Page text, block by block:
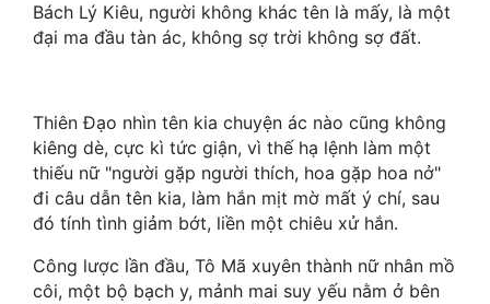
Dị Năng
Góc Nhìn Nam
Góc Nhìn Nữ
Huyền Huyễn
Huyền Ảo
Bách Lý Kiêu, người không khác tên là mấy, là một
đại ma đầu tàn ác, không sợ trời không sợ đất.
Thiên Đạo nhìn tên kia chuyện ác nào cũng không
kiêng dè, cực kì tức giận, vì thế hạ lệnh làm một
thiếu nữ "người gặp người thích, hoa gặp hoa nở"
đi câu dẫn tên kia, làm hắn mịt mờ mất ý chí, sau
đó tính tình giảm bớt, liền một chiêu xử hắn.
Công lược lần đầu, Tô Mã xuyên thành nữ nhân mồ
côi, một bộ bạch y, mảnh mai suy yếu nằm ở bên